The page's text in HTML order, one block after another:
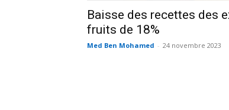
Baisse des recettes des
fruits de 18%
Med Ben Mohamed - 24 novembre 2023